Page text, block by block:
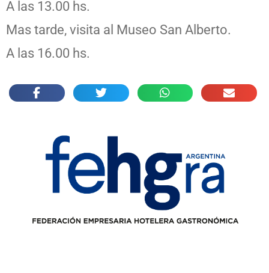
A las 13.00 hs.
Mas tarde, visita al Museo San Alberto.
A las 16.00 hs.